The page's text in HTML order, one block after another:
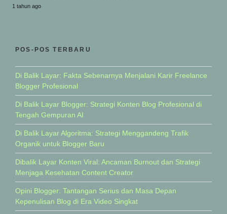
1 tahun ago
POS-POS TERBARU
Di Balik Layar: Fakta Sebenarnya Menjalani Karir Freelance
Blogger Profesional
Di Balik Layar Blogger: Strategi Konten Blog Profesional di
Tengah Gempuran AI
Di Balik Layar Algoritma: Strategi Menggandeng Trafik
Organik untuk Blogger Baru
Dibalik Layar Konten Viral: Ancaman Burnout dan Strategi
Menjaga Kesehatan Content Creator
Opini Blogger: Tantangan Serius dan Masa Depan
Kepenulisan Blog di Era Video Singkat